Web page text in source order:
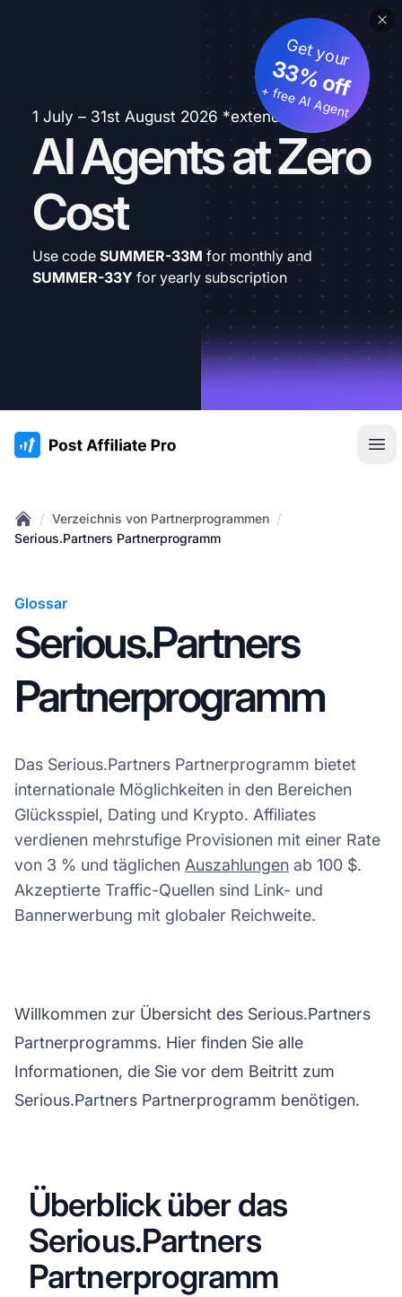
1 July – 31st August 2026 *extended
AI Agents at Zero
Cost
Get your
33% off
+ free AI Agent
Use code SUMMER-33M for monthly and
SUMMER-33Y for yearly subscription
:site.title
Home
/ Verzeichnis von Partnerprogrammen /
Serious.Partners Partnerprogramm
Glossar
Serious.Partners
Partnerprogramm
Das Serious.Partners Partnerprogramm bietet
internationale Möglichkeiten in den Bereichen
Glücksspiel, Dating und Krypto. Affiliates
verdienen mehrstufige Provisionen mit einer Rate
von 3 % und täglichen Auszahlungen ab 100 $.
Akzeptierte Traffic-Quellen sind Link- und
Bannerwerbung mit globaler Reichweite.
Willkommen zur Übersicht des Serious.Partners
Partnerprogramms. Hier finden Sie alle
Informationen, die Sie vor dem Beitritt zum
Serious.Partners Partnerprogramm benötigen.
Überblick über das
Serious.Partners
Partnerprogramm